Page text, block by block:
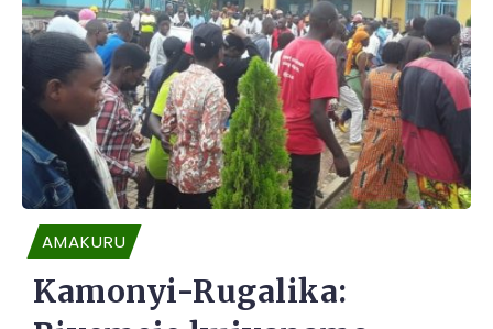
AMAKURU
Kamonyi-Rugalika: